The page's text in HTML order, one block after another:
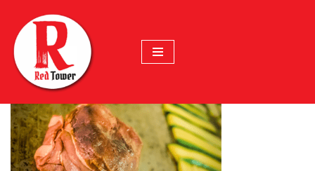
Vai
al
contenuto